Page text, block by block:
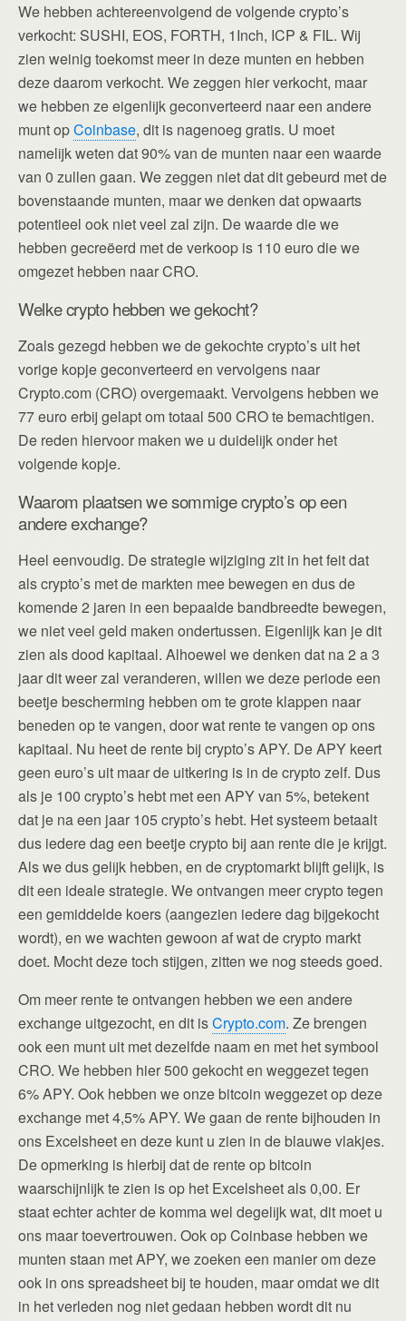
We hebben achtereenvolgend de volgende crypto’s
verkocht: SUSHI, EOS, FORTH, 1Inch, ICP & FIL. Wij
zien weinig toekomst meer in deze munten en hebben
deze daarom verkocht. We zeggen hier verkocht, maar
we hebben ze eigenlijk geconverteerd naar een andere
munt opCoinbase, dit is nagenoeg gratis. U moet
namelijk weten dat 90% van de munten naar een waarde
van 0 zullen gaan. We zeggen niet dat dit gebeurd met de
bovenstaande munten, maar we denken dat opwaarts
potentieel ook niet veel zal zijn. De waarde die we
hebben gecreëerd met de verkoop is 110 euro die we
omgezet hebben naar CRO.
Welke crypto hebben we gekocht?
Zoals gezegd hebben we de gekochte crypto’s uit het
vorige kopje geconverteerd en vervolgens naar
Crypto.com (CRO) overgemaakt. Vervolgens hebben we
77 euro erbij gelapt om totaal 500 CRO te bemachtigen.
De reden hiervoor maken we u duidelijk onder het
volgende kopje.
Waarom plaatsen we sommige crypto’s op een
andere exchange?
Heel eenvoudig. De strategie wijziging zit in het feit dat
als crypto’s met de markten mee bewegen en dus de
komende 2 jaren in een bepaalde bandbreedte bewegen,
we niet veel geld maken ondertussen. Eigenlijk kan je dit
zien als dood kapitaal. Alhoewel we denken dat na 2 a 3
jaar dit weer zal veranderen, willen we deze periode een
beetje bescherming hebben om te grote klappen naar
beneden op te vangen, door wat rente te vangen op ons
kapitaal. Nu heet de rente bij crypto’s APY. De APY keert
geen euro’s uit maar de uitkering is in de crypto zelf. Dus
als je 100 crypto’s hebt met een APY van 5%, betekent
dat je na een jaar 105 crypto’s hebt. Het systeem betaalt
dus iedere dag een beetje crypto bij aan rente die je krijgt.
Als we dus gelijk hebben, en de cryptomarkt blijft gelijk, is
dit een ideale strategie. We ontvangen meer crypto tegen
een gemiddelde koers (aangezien iedere dag bijgekocht
wordt), en we wachten gewoon af wat de crypto markt
doet. Mocht deze toch stijgen, zitten we nog steeds goed.
Om meer rente te ontvangen hebben we een andere
exchange uitgezocht, en dit isCrypto.com. Ze brengen
ook een munt uit met dezelfde naam en met het symbool
CRO. We hebben hier 500 gekocht en weggezet tegen
6% APY. Ook hebben we onze bitcoin weggezet op deze
exchange met 4,5% APY. We gaan de rente bijhouden in
ons Excelsheet en deze kunt u zien in de blauwe vlakjes.
De opmerking is hierbij dat de rente op bitcoin
waarschijnlijk te zien is op het Excelsheet als 0,00. Er
staat echter achter de komma wel degelijk wat, dit moet u
ons maar toevertrouwen. Ook op Coinbase hebben we
munten staan met APY, we zoeken een manier om deze
ook in ons spreadsheet bij te houden, maar omdat we dit
in het verleden nog niet gedaan hebben wordt dit nu